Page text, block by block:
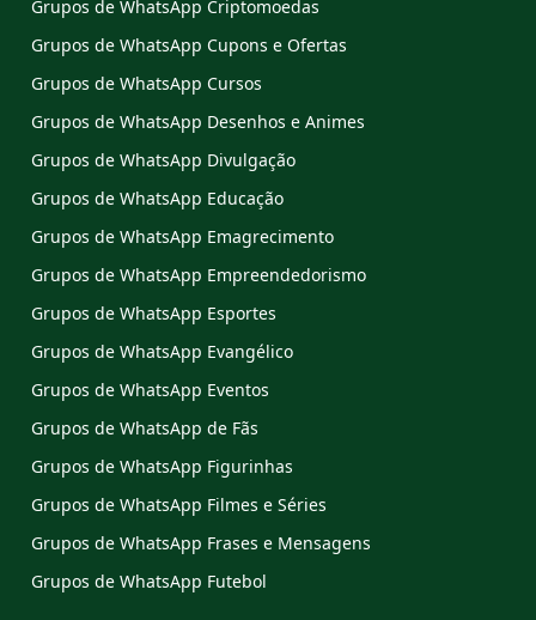
Grupos de WhatsApp Criptomoedas
Grupos de WhatsApp Cupons e Ofertas
Grupos de WhatsApp Cursos
Grupos de WhatsApp Desenhos e Animes
Grupos de WhatsApp Divulgação
Grupos de WhatsApp Educação
Grupos de WhatsApp Emagrecimento
Grupos de WhatsApp Empreendedorismo
Grupos de WhatsApp Esportes
Grupos de WhatsApp Evangélico
Grupos de WhatsApp Eventos
Grupos de WhatsApp de Fãs
Grupos de WhatsApp Figurinhas
Grupos de WhatsApp Filmes e Séries
Grupos de WhatsApp Frases e Mensagens
Grupos de WhatsApp Futebol